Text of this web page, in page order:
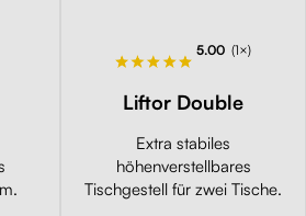
5.00 (1×)
Liftor Double
Extra stabiles
höhenverstellbares
Tischgestell für zwei Tische.